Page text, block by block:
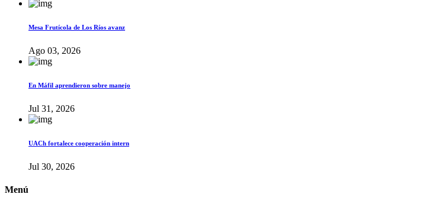
Mesa Frutícola de Los Ríos avanz
Ago 03, 2026
En Máfil aprendieron sobre manejo
Jul 31, 2026
UACh fortalece cooperación intern
Jul 30, 2026
Menú